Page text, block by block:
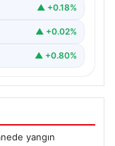
▲ +0.18%
▲ +0.02%
▲ +0.80%
yangın